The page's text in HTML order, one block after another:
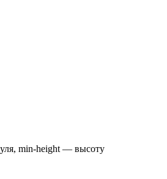
min-height — высоту